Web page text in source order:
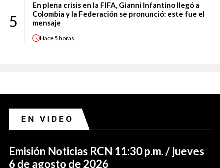
5
En plena crisis en la FIFA, Gianni Infantino llegó a
Colombia y la Federación se pronunció: este fue el
mensaje
Hace5 horas
EN VIDEO
Emisión Noticias RCN 11:30 p.m. / jueves
6 de agosto de 2026